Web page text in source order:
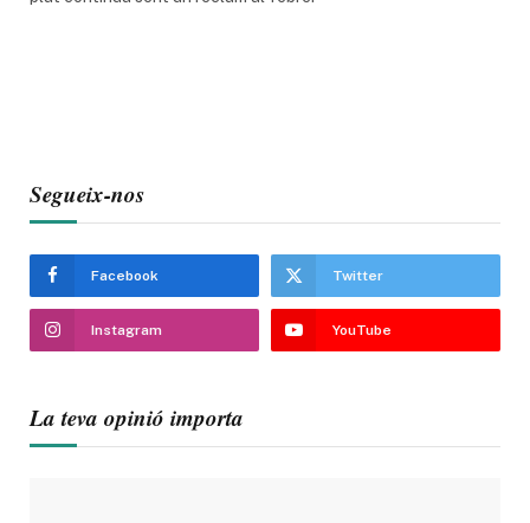
Segueix-nos
Facebook Twitter
Instagram YouTube
La teva opinió importa